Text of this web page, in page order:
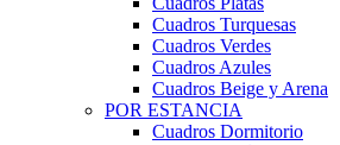
Cuadros Turquesas
Cuadros Verdes
Cuadros Azules
Cuadros Beige y Arena
POR ESTANCIA
Cuadros Dormitorio